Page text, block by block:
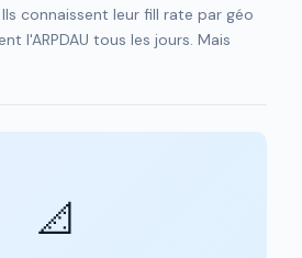
connaissent leur fill rate par géo
l'ARPDAU tous les jours. Mais
📐